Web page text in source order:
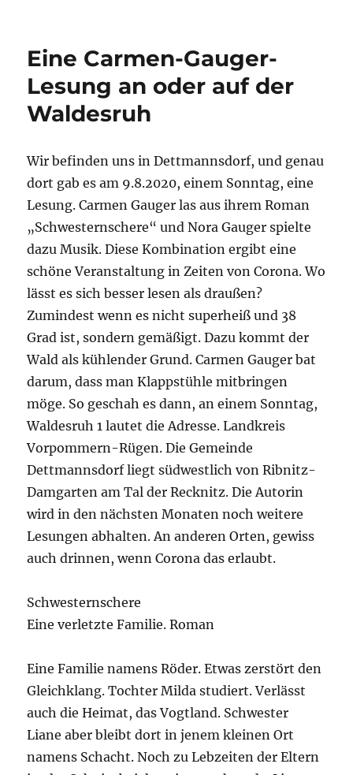
Johnson
am
27.
August 2021
Carmen
Eine Carmen-Gauger-
Lesung an oder auf der
Waldesruh
Wir befinden uns in Dettmannsdorf, und genau
dort gab es am 9.8.2020, einem Sonntag, eine
Lesung. Carmen Gauger las aus ihrem Roman
„Schwesternschere“ und Nora Gauger spielte
dazu Musik. Diese Kombination ergibt eine
schöne Veranstaltung in Zeiten von Corona. Wo
lässt es sich besser lesen als draußen?
Zumindest wenn es nicht superheiß und 38
Grad ist, sondern gemäßigt. Dazu kommt der
Wald als kühlender Grund. Carmen Gauger bat
darum, dass man Klappstühle mitbringen
möge. So geschah es dann, an einem Sonntag,
Waldesruh 1 lautet die Adresse. Landkreis
Vorpommern-Rügen. Die Gemeinde
Dettmannsdorf liegt südwestlich von Ribnitz-
Damgarten am Tal der Recknitz. Die Autorin
wird in den nächsten Monaten noch weitere
Lesungen abhalten. An anderen Orten, gewiss
auch drinnen, wenn Corona das erlaubt.
Schwesternschere
Eine verletzte Familie. Roman
Eine Familie namens Röder. Etwas zerstört den
Gleichklang. Tochter Milda studiert. Verlässt
auch die Heimat, das Vogtland. Schwester
Liane aber bleibt dort in jenem kleinen Ort
namens Schacht. Noch zu Lebzeiten der Eltern